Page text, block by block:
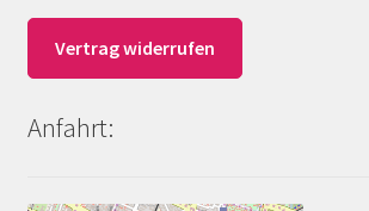
Vertrag widerrufen
Anfahrt: